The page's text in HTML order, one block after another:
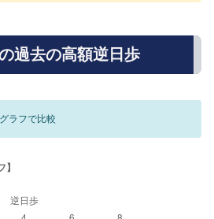
過去の高額逆日歩
ラフで比較